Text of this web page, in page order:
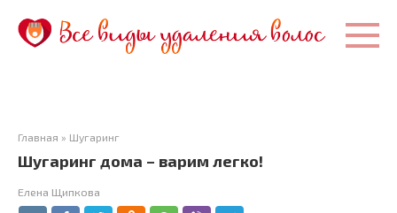
контенту
Главная » Шугаринг
Шугаринг дома – варим легко!
Елена Щипкова